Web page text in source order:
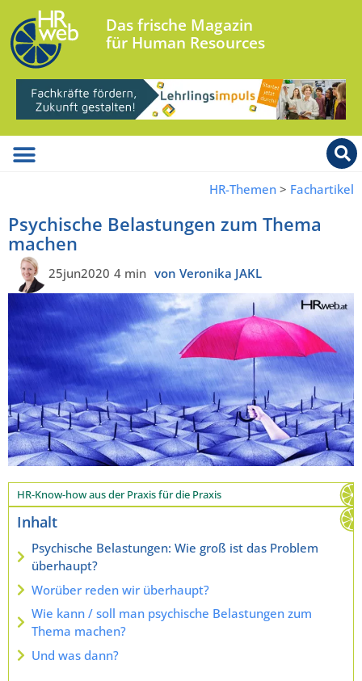
Das frische Magazin
für Human Resources
HR-Themen > Fachartikel
Psychische Belastungen zum Thema
machen
25jun2020 4 min von Veronika JAKL
HR-Know-how aus der Praxis für die Praxis
Inhalt
Psychische Belastungen: Wie groß ist das Problem
überhaupt?
Worüber reden wir überhaupt?
Wie kann / soll man psychische Belastungen zum
Thema machen?
Und was dann?